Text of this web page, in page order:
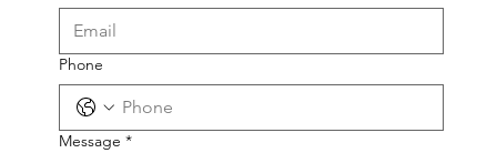
Phone
Message *